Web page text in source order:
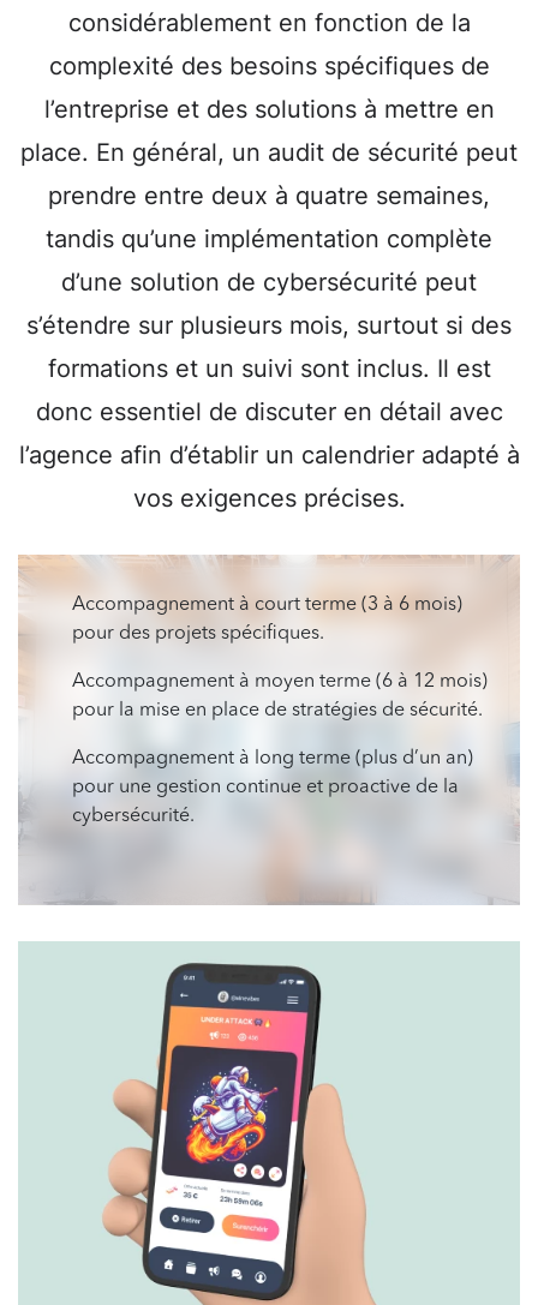
considérablement en fonction de la
complexité des besoins spécifiques de
l’entreprise et des solutions à mettre en
place. En général, un audit de sécurité peut
prendre entre deux à quatre semaines,
tandis qu’une implémentation complète
d’une solution de cybersécurité peut
s’étendre sur plusieurs mois, surtout si des
formations et un suivi sont inclus. Il est
donc essentiel de discuter en détail avec
l’agence afin d’établir un calendrier adapté à
vos exigences précises.
Accompagnement à court terme (3 à 6 mois)
pour des projets spécifiques.
Accompagnement à moyen terme (6 à 12 mois)
pour la mise en place de stratégies de sécurité.
Accompagnement à long terme (plus d’un an)
pour une gestion continue et proactive de la
cybersécurité.